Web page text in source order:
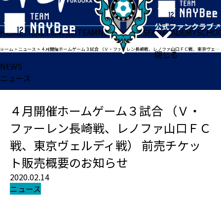
閉じる
HOMETICKETMATCHTEAMNEWSGOODSFANACADEMY
ホーム >ニュース > ４月開催ホームゲーム３試合 （Ｖ・ファーレン長崎戦、レノファ山口ＦＣ戦、東京ヴェルディ戦） 前売チケット販売概要のお知らせ
NEWS
ニュース
４月開催ホームゲーム３試合 （Ｖ・
ファーレン長崎戦、レノファ山口ＦＣ
戦、東京ヴェルディ戦） 前売チケッ
ト販売概要のお知らせ
2020.02.14
ニュース